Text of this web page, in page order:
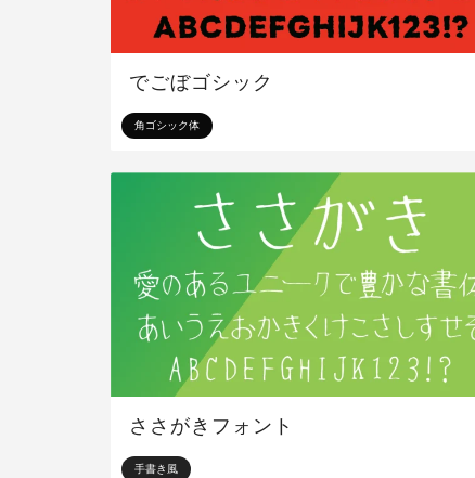
角ゴシック体
でごぼゴシック
手書き風
ささがきフォント